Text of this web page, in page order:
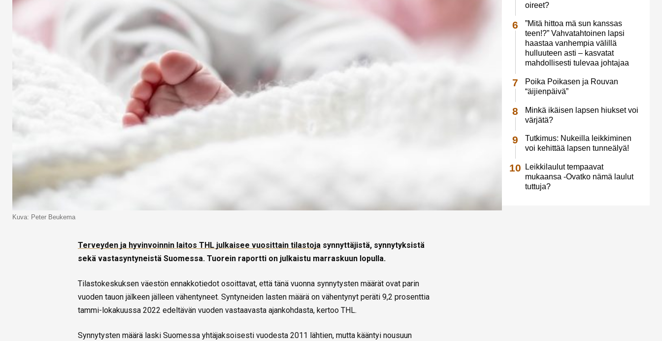
Kuva: Peter Beukema
Terveyden ja hyvinvoinnin laitos THL julkaisee vuosittain tilastoja synnyttäjistä, synnytyksistä
sekä vastasyntyneistä Suomessa. Tuorein raportti on julkaistu marraskuun lopulla.
Tilastokeskuksen väestön ennakkotiedot osoittavat, että tänä vuonna synnytysten määrät ovat parin
vuoden tauon jälkeen jälleen vähentyneet. Syntyneiden lasten määrä on vähentynyt peräti 9,2 prosenttia
tammi-lokakuussa 2022 edeltävän vuoden vastaavasta ajankohdasta, kertoo THL.
Synnytysten määrä laski Suomessa yhtäjaksoisesti vuodesta 2011 lähtien, mutta kääntyi nousuun
oireet?
”Mitä hittoa mä sun kanssas
teen!?” Vahvatahtoinen lapsi
haastaa vanhempia välillä
hulluuteen asti – kasvatat
mahdollisesti tulevaa johtajaa
Poika Poikasen ja Rouvan
“äijienpäivä”
Minkä ikäisen lapsen hiukset voi
värjätä?
Tutkimus: Nukeilla leikkiminen
voi kehittää lapsen tunneälyä!
Leikkilaulut tempaavat
mukaansa -Ovatko nämä laulut
tuttuja?